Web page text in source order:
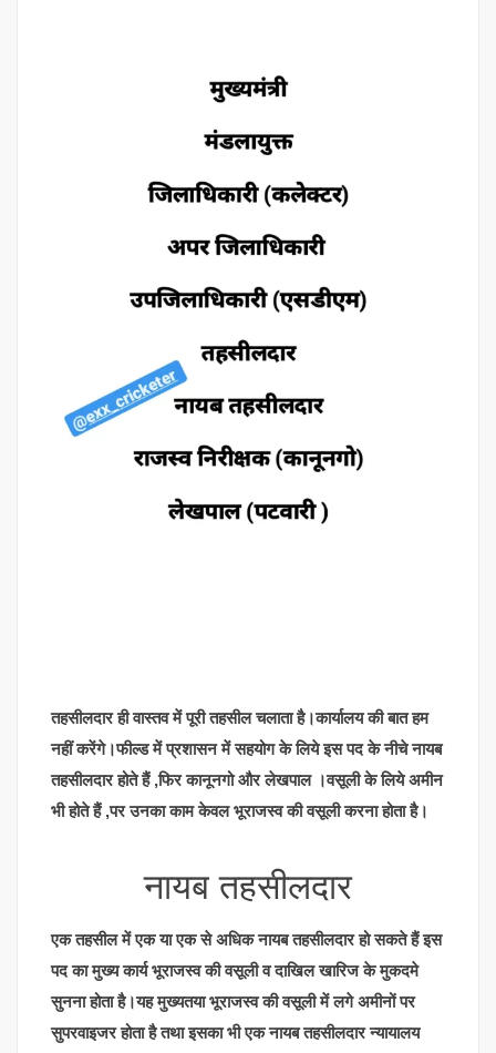
तहसीलदार ही वास्तव में पूरी तहसील चलाता है।कार्यालय की बात हम
नहीं करेंगे।फील्ड में प्रशासन में सहयोग के लिये इस पद के नीचे नायब
तहसीलदार होते हैं ,फिर कानूनगो और लेखपाल ।वसूली के लिये अमीन
भी होते हैं ,पर उनका काम केवल भूराजस्व की वसूली करना होता है।
नायब तहसीलदार
एक तहसील में एक या एक से अधिक नायब तहसीलदार हो सकते हैं इस
पद का मुख्य कार्य भूराजस्व की वसूली व दाखिल खारिज के मुकदमे
सुनना होता है।यह मुख्यतया भूराजस्व की वसूली में लगे अमीनों पर
सुपरवाइजर होता है तथा इसका भी एक नायब तहसीलदार न्यायालय